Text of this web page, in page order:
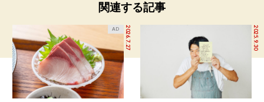
関連する記事
2026.7.27
AD 2025.9.30